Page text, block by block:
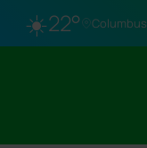
☀️22° Columbus